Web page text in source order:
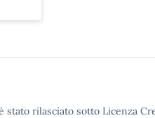
rilasciato sotto Licenza